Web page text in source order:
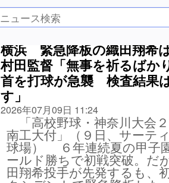
横浜 緊急降板の織田翔希
村田監督「無事を祈るばか
首を打球が急襲 検査結果
す」
2026年07月09日 11:24
「高校野球・神奈川大会
南工大付」（９日、サーテ
球場） ６年連続夏の甲子
ールド勝ちで初戦突破。だ
田翔希投手が先発するも、